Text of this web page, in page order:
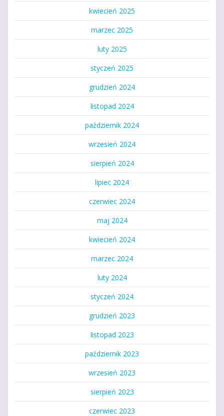
kwiecień 2025
marzec 2025
luty 2025
styczeń 2025
grudzień 2024
listopad 2024
październik 2024
wrzesień 2024
sierpień 2024
lipiec 2024
czerwiec 2024
maj 2024
kwiecień 2024
marzec 2024
luty 2024
styczeń 2024
grudzień 2023
listopad 2023
październik 2023
wrzesień 2023
sierpień 2023
czerwiec 2023